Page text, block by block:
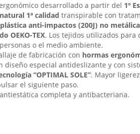
desarrollado a partir del 1º
1ª calidad transpirable con
anti-impactos (200J) no
OEKO-TEX. Los tejidos utilizados para
o el medio ambiente.
de fabricación con hormas
diseño especial antideslizante y con
“OPTIMAL SOLE”. Mayor
el siguiente paso.
completa y antibacteriana.